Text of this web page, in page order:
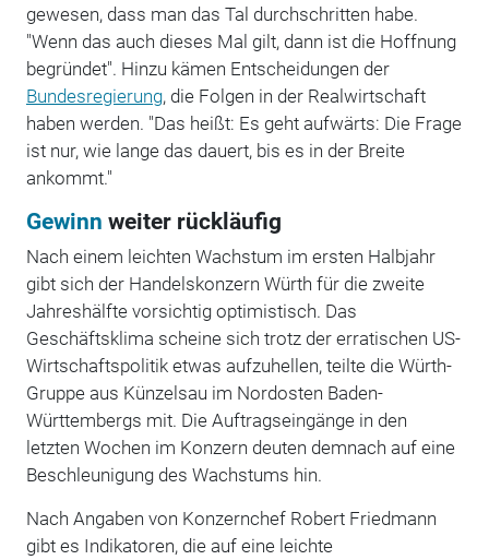
gewesen, dass man das Tal durchschritten habe.
"Wenn das auch dieses Mal gilt, dann ist die Hoffnung
begründet". Hinzu kämen Entscheidungen der
Bundesregierung, die Folgen in der Realwirtschaft
haben werden. "Das heißt: Es geht aufwärts: Die Frage
ist nur, wie lange das dauert, bis es in der Breite
ankommt."
Gewinn weiter rückläufig
Nach einem leichten Wachstum im ersten Halbjahr
gibt sich der Handelskonzern Würth für die zweite
Jahreshälfte vorsichtig optimistisch. Das
Geschäftsklima scheine sich trotz der erratischen US-
Wirtschaftspolitik etwas aufzuhellen, teilte die Würth-
Gruppe aus Künzelsau im Nordosten Baden-
Württembergs mit. Die Auftragseingänge in den
letzten Wochen im Konzern deuten demnach auf eine
Beschleunigung des Wachstums hin.
Nach Angaben von Konzernchef Robert Friedmann
gibt es Indikatoren, die auf eine leichte